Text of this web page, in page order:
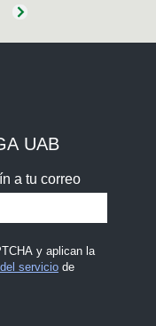
UAB
a tu correo
y aplican la
serviciode